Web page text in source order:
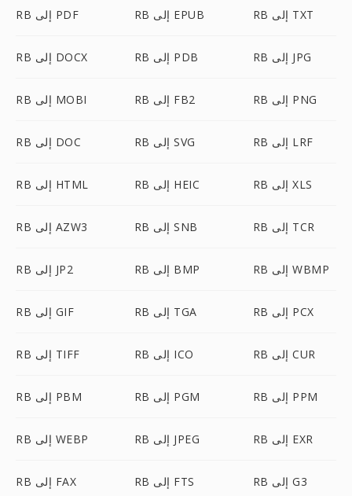
RB إلى PDF RB إلى EPUB RB إلى TXT
RB إلى DOCX RB إلى PDB RB إلى JPG
RB إلى MOBI RB إلى FB2 RB إلى PNG
RB إلى DOC RB إلى SVG RB إلى LRF
RB إلى HTML RB إلى HEIC RB إلى XLS
RB إلى AZW3 RB إلى SNB RB إلى TCR
RB إلى JP2 RB إلى BMP RB إلى WBMP
RB إلى GIF RB إلى TGA RB إلى PCX
RB إلى TIFF RB إلى ICO RB إلى CUR
RB إلى PBM RB إلى PGM RB إلى PPM
RB إلى WEBP RB إلى JPEG RB إلى EXR
RB إلى FAX RB إلى FTS RB إلى G3